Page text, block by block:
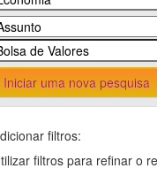
Iniciar uma nova pesquisa
filtros:
filtros para refinar o